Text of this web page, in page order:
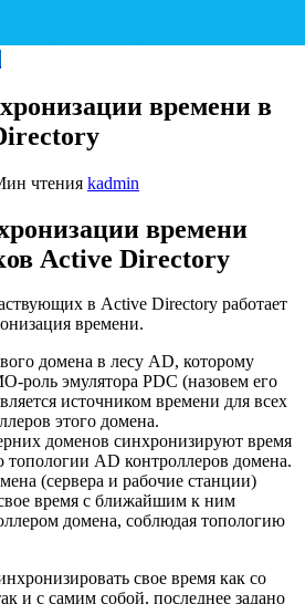
времени в
чтения kadmin
времени
Active Directory
в Active Directory работает
времени.
домена в лесу AD, которому
роль эмулятора PDC (назовем его
источником времени для всех
этого домена.
доменов синхронизируют время
AD контроллеров домена.
(сервера и рабочие станции)
время с ближайшим к ним
домена, соблюдая топологию
свое время как со
и с самим собой, последнее задано